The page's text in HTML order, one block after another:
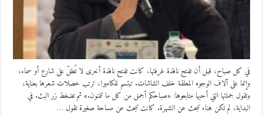
في كل صباح، قبل أن تفتح نافذة غرفتها، كانت تفتح نافذة أخرى لا تُطلّ على شارع أو سماء،
وإنما على آلاف الوجوه المعلقة خلف الشاشات. تبتسم للكاميرا، ترتب خصلات شعرها بعناية،
وتقول جملتها التي أحبها متابعوها: «صباحكم أجمل من كل ما تتمنون.» ثم تضغط زر البث. في
البداية، لم تكن هناء تبحث عن الشهرة. كانت تبحث عن مساحة صغيرة تقول …